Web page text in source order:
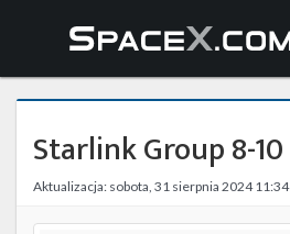
Wiadomości
Baza wiedzy
Starlink
Starlink Group 8-10
Aktualizacja: sobota, 31 sierpnia 2024 11:34